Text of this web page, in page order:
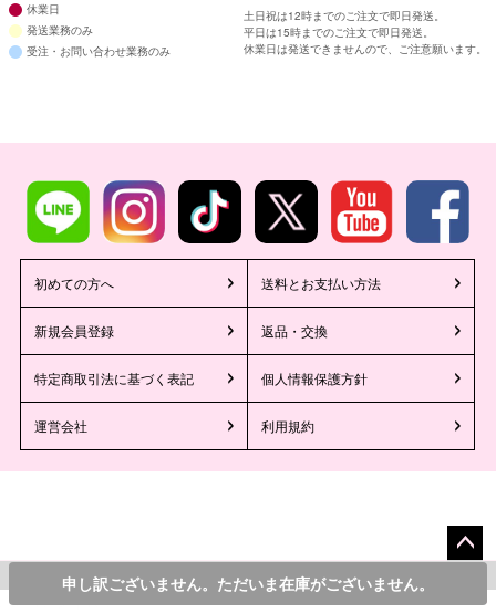
¥ 6,900税込 カラー・サイズを選んでカートに入れる
申し訳ございません。ただいま在庫がございません。
休業日
発送業務のみ
受注・お問い合わせ業務のみ
土日祝は12時までのご注文で即日発送。
平日は15時までのご注文で即日発送。
休業日は発送できませんので、ご注意願います。
初めての方へ 送料とお支払い方法
新規会員登録 返品・交換
特定商取引法に基づく表記 個人情報保護方針
運営会社 利用規約
©2013 Tika All Rights reserved.
/*レコメンドAI*/